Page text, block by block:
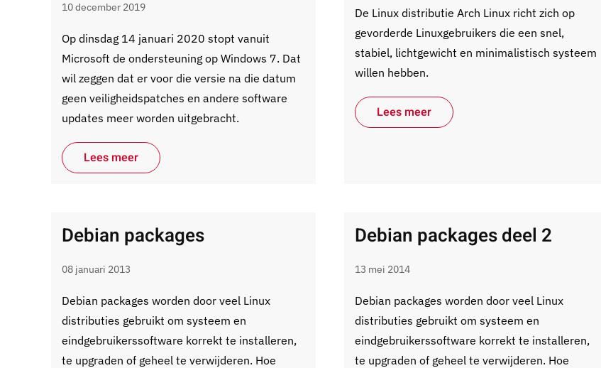
10 december 2019
Op dinsdag 14 januari 2020 stopt vanuit
Microsoft de ondersteuning op Windows 7. Dat
wil zeggen dat er voor die versie na die datum
geen veiligheidspatches en andere software
updates meer worden uitgebracht.
Lees meer
De Linux distributie Arch Linux richt zich op
gevorderde Linuxgebruikers die een snel,
stabiel, lichtgewicht en minimalistisch systeem
willen hebben.
Lees meer
Debian packages
08 januari 2013
Debian packages worden door veel Linux
distributies gebruikt om systeem en
eindgebruikerssoftware korrekt te installeren,
te upgraden of geheel te verwijderen. Hoe
Debian packages deel 2
13 mei 2014
Debian packages worden door veel Linux
distributies gebruikt om systeem en
eindgebruikerssoftware korrekt te installeren,
te upgraden of geheel te verwijderen. Hoe